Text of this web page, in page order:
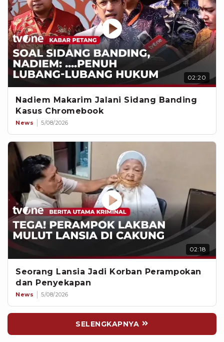
02:20
Nadiem Makarim Jalani Sidang Banding
Kasus Chromebook
News 5/08/2026
02:18
Seorang Lansia Jadi Korban Perampokan
dan Penyekapan
News 5/08/2026
SELENGKAPNYA